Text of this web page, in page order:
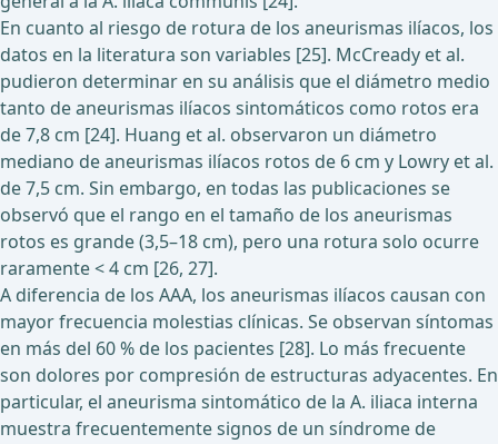
En cuanto al riesgo de rotura de los aneurismas ilíacos, los
datos en la literatura son variables [25]. McCready et al.
pudieron determinar en su análisis que el diámetro medio
tanto de aneurismas ilíacos sintomáticos como rotos era
de 7,8 cm [24]. Huang et al. observaron un diámetro
mediano de aneurismas ilíacos rotos de 6 cm y Lowry et al.
de 7,5 cm. Sin embargo, en todas las publicaciones se
observó que el rango en el tamaño de los aneurismas
rotos es grande (3,5–18 cm), pero una rotura solo ocurre
raramente < 4 cm [26, 27].
A diferencia de los AAA, los aneurismas ilíacos causan con
mayor frecuencia molestias clínicas. Se observan síntomas
en más del 60 % de los pacientes [28]. Lo más frecuente
son dolores por compresión de estructuras adyacentes. En
particular, el aneurisma sintomático de la A. iliaca interna
muestra frecuentemente signos de un síndrome de